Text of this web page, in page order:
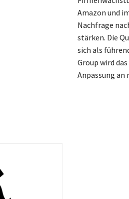
Amazon und
Nachfrage
stärken. Die
sich als
Group wird
Anpassung an